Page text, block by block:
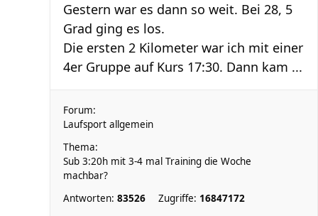
Gestern war es dann so weit. Bei 28, 5
Grad ging es los.
Die ersten 2 Kilometer war ich mit einer
4er Gruppe auf Kurs 17:30. Dann kam ...
Forum:
Laufsport allgemein
Thema:
Sub 3:20h mit 3-4 mal Training die Woche
machbar?
Antworten: 83526 Zugriffe: 16847172